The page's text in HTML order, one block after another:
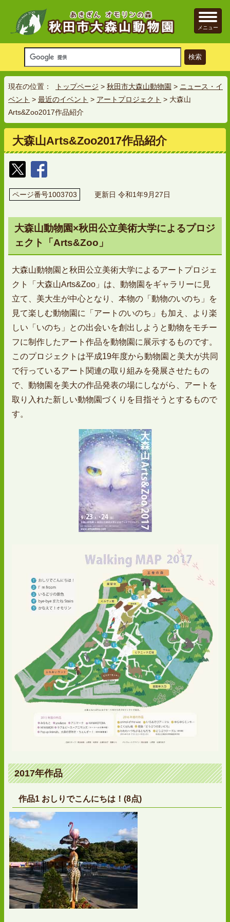
メニュー
現在の位置： トップページ > 秋田市大森山動物園 > ニュース・イ
ベント > 最近のイベント > アートプロジェクト > 大森山
Arts&Zoo2017作品紹介
大森山Arts&Zoo2017作品紹介
ページ番号1003703 更新日 令和1年9月27日
大森山動物園×秋田公立美術大学によるプロジ
ェクト「Arts&Zoo」
大森山動物園と秋田公立美術大学によるアートプロジェ
クト「大森山Arts&Zoo」は、動物園をギャラリーに見
立て、美大生が中心となり、本物の「動物のいのち」を
見て楽しむ動物園に「アートのいのち」も加え、より楽
しい「いのち」との出会いを創出しようと動物をモチー
フに制作したアート作品を動物園に展示するものです。
このプロジェクトは平成19年度から動物園と美大が共同
で行っているアート関連の取り組みを発展させたもの
で、動物園を美大の作品発表の場にしながら、アートを
取り入れた新しい動物園づくりを目指そうとするもので
す。
2017年作品
作品1 おしりでこんにちは！(8点)